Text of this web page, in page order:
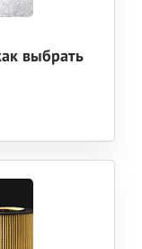
выбрать